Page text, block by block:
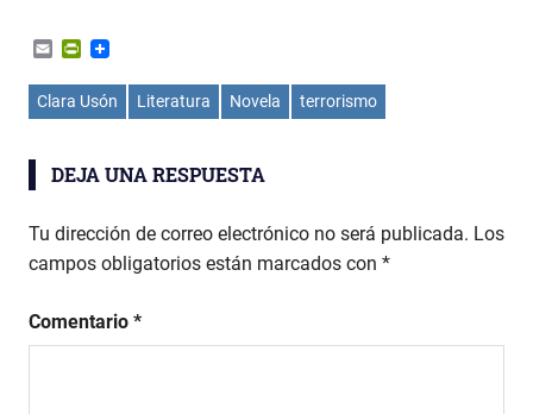
EmailPrintFriendly
Clara Usón Literatura Novela terrorismo
DEJA UNA RESPUESTA
Tu dirección de correo electrónico no será publicada. Los
campos obligatorios están marcados con *
Comentario *